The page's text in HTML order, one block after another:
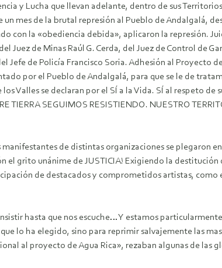
y Lucha que llevan adelante, dentro de sus
mes de la brutal represión al Pueblo de Andalgalá,
con la «obediencia debida», aplicaron la represión.
Juez de Minas Raúl G. Cerda, del Juez de Control de
Jefe de Policía Francisco Soria. Adhesión al Proyecto
por el Pueblo de Andalgalá, para que se le de
Valles se declaran por el SÍ a la Vida. SÍ al respeto de
SEGUIMOS RESISTIENDO. NUESTRO
de distintas organizaciones se plegaron
grito unánime de JUSTICIA! Exigiendo la destitución
de destacados y comprometidos artistas, como
hasta que nos escuche… Y estamos
lo ha elegido, sino para reprimir salvajemente las
al proyecto de Agua Rica», rezaban algunas de las